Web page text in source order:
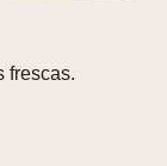
frescas.